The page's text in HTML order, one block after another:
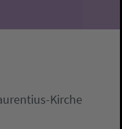
Kirche